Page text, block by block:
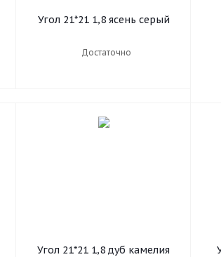
Угол 21*21 1,8 ясень серый
Достаточно
Угол 21*21 1,8 дуб камелия